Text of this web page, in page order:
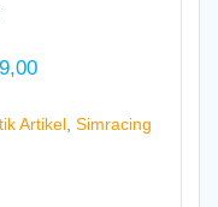
Aktueller
ist:
Artikel, Simracing